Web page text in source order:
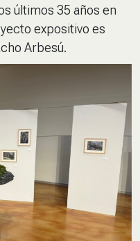
últimos 35 años en
expositivo es
Arbesú.